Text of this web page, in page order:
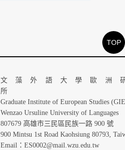
文藻外語大學歐洲
Graduate Institute of European Studies
Wenzao Ursuline University of Languages
807679 高雄市三民區民族一路 900 號
900 Mintsu 1st Road Kaohsiung 80793,
Email：ES0002@mail.wzu.edu.tw
TOP